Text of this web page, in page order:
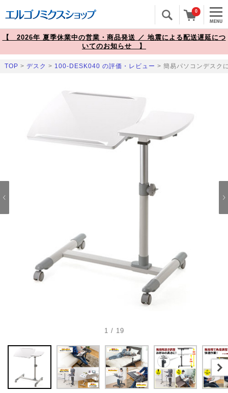
0
【 2026年 夏季休業中の営業・商品発送 ／ 地震による配送遅延につ
いてのお知らせ 】
TOP > デスク > 100-DESK040 の評価・レビュー > 簡易パソコンデスク
1 / 19